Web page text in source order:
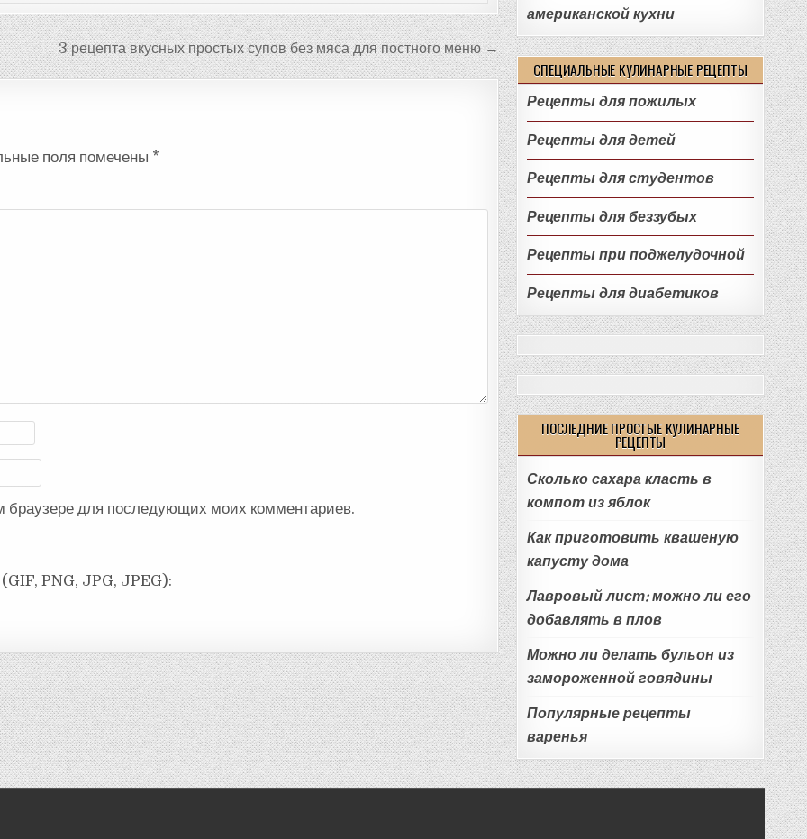
3 рецепта вкусных простых супов без мяса для постного меню →
поля помечены *
для последующих моих комментариев.
PNG, JPG, JPEG):
американской кухни
СПЕЦИАЛЬНЫЕ КУЛИНАРНЫЕ РЕЦЕПТЫ
Рецепты для пожилых
Рецепты для детей
Рецепты для студентов
Рецепты для беззубых
Рецепты при поджелудочной
Рецепты для диабетиков
ПОСЛЕДНИЕ ПРОСТЫЕ КУЛИНАРНЫЕ
РЕЦЕПТЫ
Сколько сахара класть в
компот из яблок
Как приготовить квашеную
капусту дома
Лавровый лист: можно ли его
добавлять в плов
Можно ли делать бульон из
замороженной говядины
Популярные рецепты
варенья